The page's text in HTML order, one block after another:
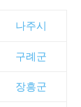
나주시
구례군
장흥군